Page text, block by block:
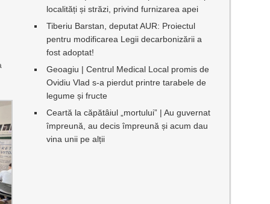
localități și străzi, privind furnizarea apei
Tiberiu Barstan, deputat AUR: Proiectul
pentru modificarea Legii decarbonizării a
fost adoptat!
Geoagiu | Centrul Medical Local promis de
Ovidiu Vlad s-a pierdut printre tarabele de
legume și fructe
Ceartă la căpătâiul „mortului” | Au guvernat
împreună, au decis împreună și acum dau
vina unii pe alții